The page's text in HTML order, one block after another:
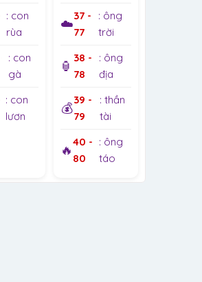
: con
rùa
: con
gà
: con
lươn
☁️
37 -
77
: ông
trời
🏮
38 -
78
: ông
địa
💰
39 -
79
: thần
tài
🔥
40 -
80
: ông
táo